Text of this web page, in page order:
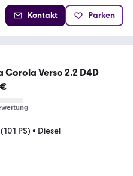
Kontakt Parken
Corola Verso 2.2 D4D
PS) • Diesel